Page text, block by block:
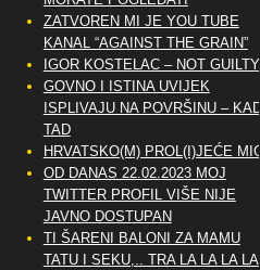
ZATVOREN MI JE YOU TUBE
KANAL “AGAINST THE GRAIN”
IGOR KOSTELAC – NOT GUILTY
GOVNO I ISTINA UVIJEK
ISPLIVAJU NA POVRŠINU – KAD
TAD
HRVATSKO(M) PROL(I)JEĆE MIG
OD DANAS 22.02.2023 MOJ
TWITTER PROFIL VIŠE NIJE
JAVNO DOSTUPAN
TI ŠARENI BALONI ZA MAMU
TATU I SEKU,.. TRA LA LA LA LA